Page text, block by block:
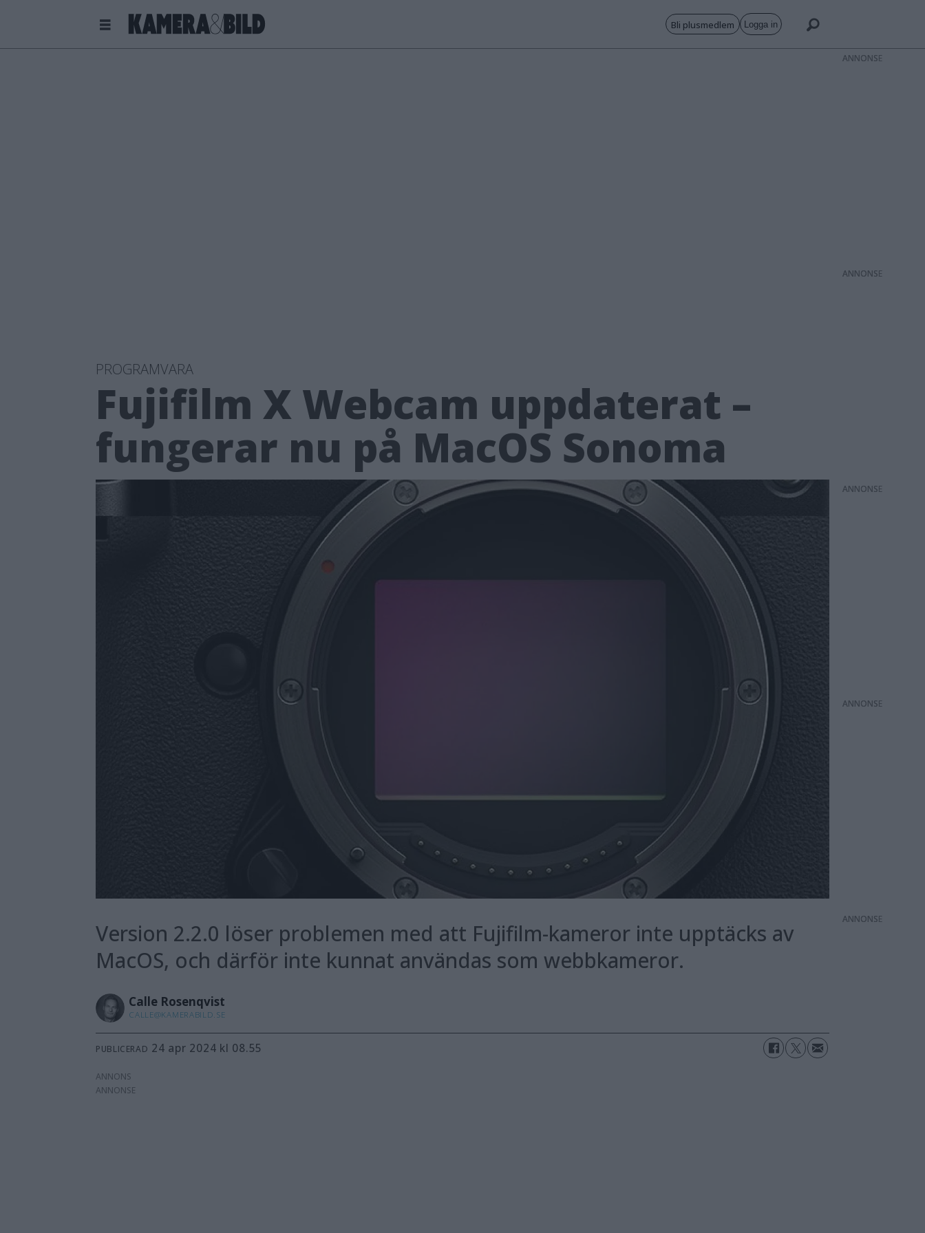
Bli plusmedlem Logga in
PROGRAMVARA
Fujifilm X Webcam uppdaterat –
fungerar nu på MacOS Sonoma
Version 2.2.0 löser problemen med att Fujifilm-kameror inte upptäcks av
MacOS, och därför inte kunnat användas som webbkameror.
Calle Rosenqvist
CALLE@KAMERABILD.SE
PUBLICERAD 24 apr 2024 kl 08.55
ANNONS
ANNONS
ANNONS
ANNONS
ANNONS
ANNONS